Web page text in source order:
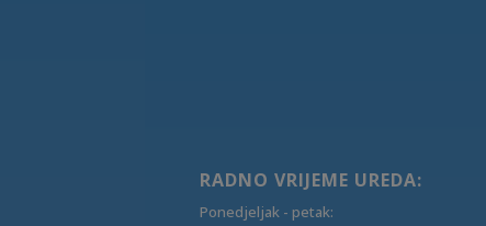
RADNO VRIJEME UREDA:
Ponedjeljak - petak: